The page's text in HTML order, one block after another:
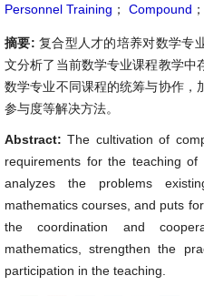
Personnel Training ； Compound ；
摘要: 复合型人才的培养对数学专
文分析了当前数学专业课程教学中
数学专业不同课程的统筹与协作，
参与度等解决方法。
Abstract:The cultivation of
requirements for the teaching
analyzes the problems
mathematics courses, and puts
the coordination and
mathematics, strengthen the
participation in the teaching.